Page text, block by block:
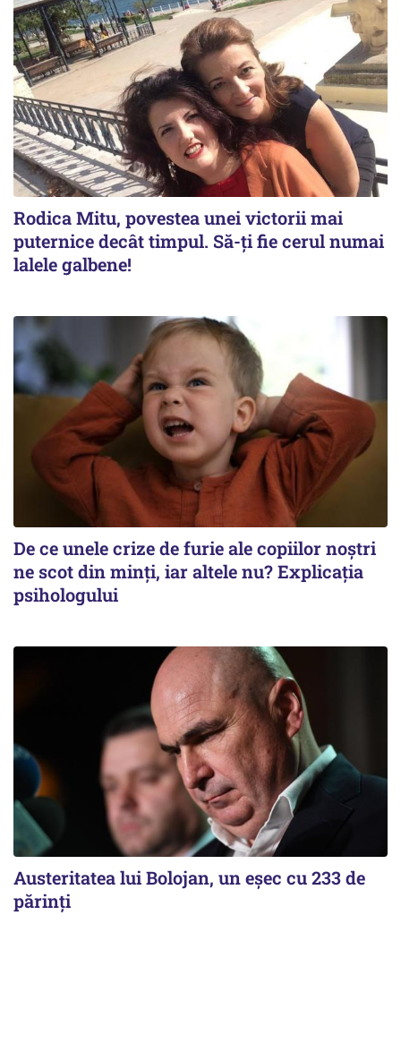
Rodica Mitu, povestea unei victorii mai
puternice decât timpul. Să-ți fie cerul numai
lalele galbene!
De ce unele crize de furie ale copiilor noștri
ne scot din minți, iar altele nu? Explicația
psihologului
Austeritatea lui Bolojan, un eșec cu 233 de
părinți